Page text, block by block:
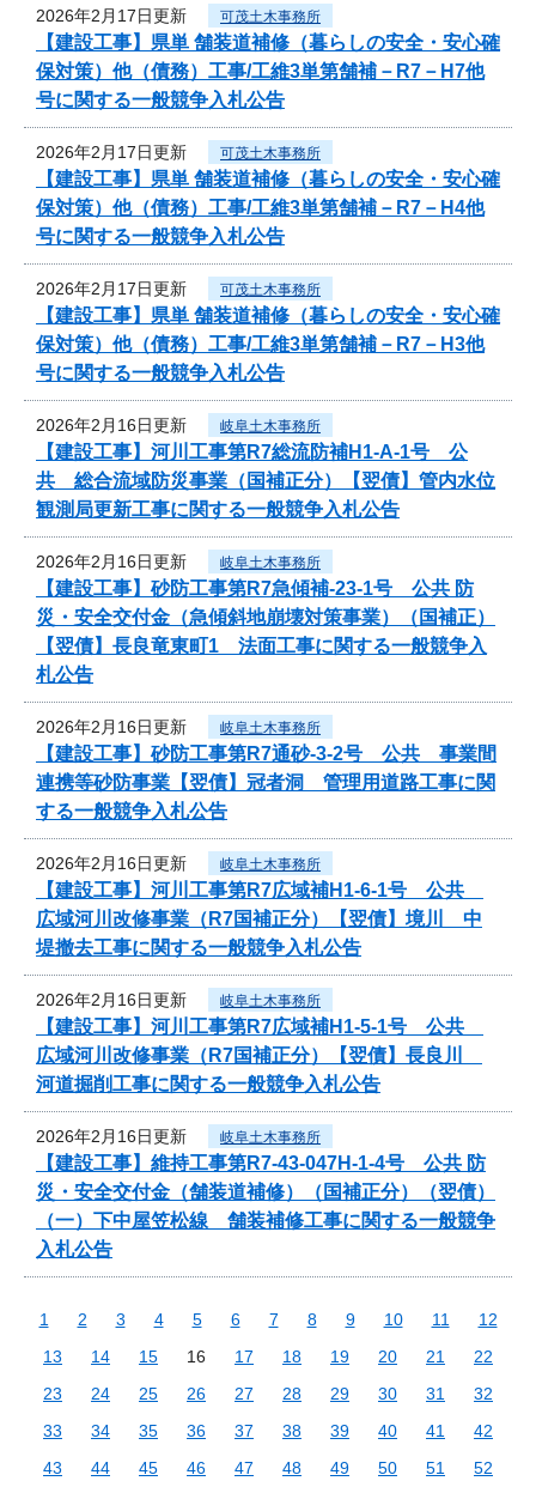
2026年2月17日更新 可茂土木事務所
【建設工事】県単 舗装道補修（暮らしの安全・安心確
保対策）他（債務）工事/工維3単第舗補－R7－H7他
号に関する一般競争入札公告
2026年2月17日更新 可茂土木事務所
【建設工事】県単 舗装道補修（暮らしの安全・安心確
保対策）他（債務）工事/工維3単第舗補－R7－H4他
号に関する一般競争入札公告
2026年2月17日更新 可茂土木事務所
【建設工事】県単 舗装道補修（暮らしの安全・安心確
保対策）他（債務）工事/工維3単第舗補－R7－H3他
号に関する一般競争入札公告
2026年2月16日更新 岐阜土木事務所
【建設工事】河川工事第R7総流防補H1-A-1号 公
共 総合流域防災事業（国補正分）【翌債】管内水位
観測局更新工事に関する一般競争入札公告
2026年2月16日更新 岐阜土木事務所
【建設工事】砂防工事第R7急傾補-23-1号 公共 防
災・安全交付金（急傾斜地崩壊対策事業）（国補正）
【翌債】長良竜東町1 法面工事に関する一般競争入
札公告
2026年2月16日更新 岐阜土木事務所
【建設工事】砂防工事第R7通砂-3-2号 公共 事業間
連携等砂防事業【翌債】冠者洞 管理用道路工事に関
する一般競争入札公告
2026年2月16日更新 岐阜土木事務所
【建設工事】河川工事第R7広域補H1-6-1号 公共
広域河川改修事業（R7国補正分）【翌債】境川 中
堤撤去工事に関する一般競争入札公告
2026年2月16日更新 岐阜土木事務所
【建設工事】河川工事第R7広域補H1-5-1号 公共
広域河川改修事業（R7国補正分）【翌債】長良川
河道掘削工事に関する一般競争入札公告
2026年2月16日更新 岐阜土木事務所
【建設工事】維持工事第R7-43-047H-1-4号 公共 防
災・安全交付金（舗装道補修）（国補正分）（翌債）
（一）下中屋笠松線 舗装補修工事に関する一般競争
入札公告
1 2 3 4 5 6 7 8 9 10 11
12
13
14 15 16 17 18 19 20 21
22
23
24 25 26 27 28 29 30 31
32
33
34 35 36 37 38 39 40 41
42
43
44 45 46 47 48 49 50 51
52